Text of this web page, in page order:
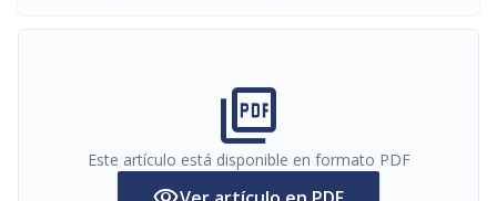
picture_as_pdf
Este artículo está disponible en formato PDF